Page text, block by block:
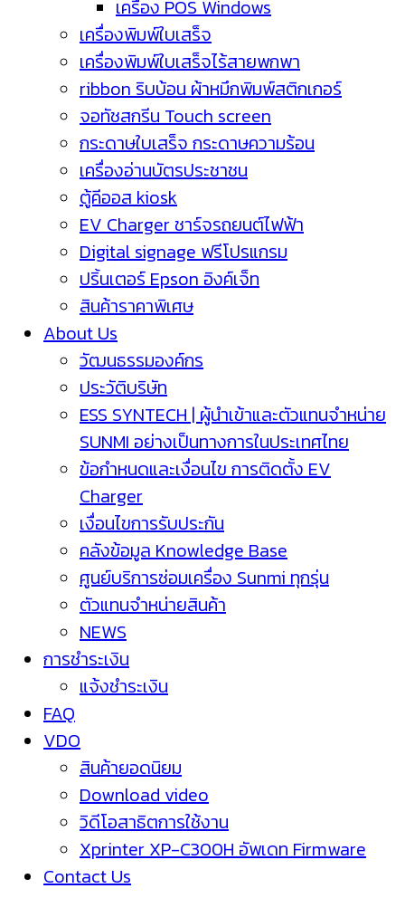
เครื่อง POS Windows
เครื่องพิมพ์ใบเสร็จ
เครื่องพิมพ์ใบเสร็จไร้สายพกพา
ribbon ริบบ้อน ผ้าหมึกพิมพ์สติกเกอร์
จอทัชสกรีน Touch screen
กระดาษใบเสร็จ กระดาษความร้อน
เครื่องอ่านบัตรประชาชน
ตู้คีออส kiosk
EV Charger ชาร์จรถยนต์ไฟฟ้า
Digital signage ฟรีโปรแกรม
ปริ้นเตอร์ Epson อิงค์เจ็ท
สินค้าราคาพิเศษ
About Us
วัฒนธรรมองค์กร
ประวัติบริษัท
ESS SYNTECH | ผู้นำเข้าและตัวแทนจำหน่าย
SUNMI อย่างเป็นทางการในประเทศไทย
ข้อกำหนดและเงื่อนไข การติดตั้ง EV
Charger
เงื่อนไขการรับประกัน
คลังข้อมูล Knowledge Base
ศูนย์บริการซ่อมเครื่อง Sunmi ทุกรุ่น
ตัวแทนจำหน่ายสินค้า
NEWS
การชำระเงิน
แจ้งชำระเงิน
FAQ
VDO
สินค้ายอดนิยม
Download video
วิดีโอสาธิตการใช้งาน
Xprinter XP-C300H อัพเดท Firmware
Contact Us